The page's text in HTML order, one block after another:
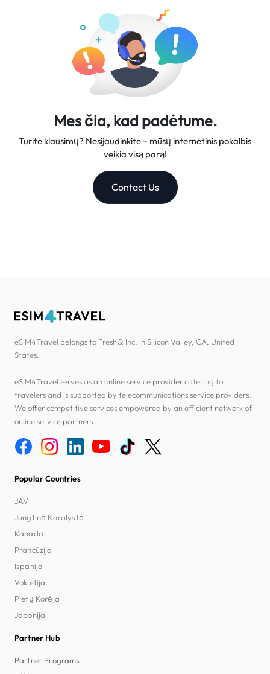
Mes čia, kad padėtume.
Turite klausimų? Nesijaudinkite – mūsų internetinis pokalbis
veikia visą parą!
Contact Us
eSIM4Travel belongs to FreshQ Inc. in Silicon Valley, CA, United
States.
eSIM4Travel serves as an online service provider catering to
travelers and is supported by telecommunications service providers.
We offer competitive services empowered by an efficient network of
online service partners.
Popular Countries
JAV
Jungtinė Karalystė
Kanada
Prancūzija
Ispanija
Vokietija
Pietų Korėja
Japonija
Partner Hub
Partner Programs